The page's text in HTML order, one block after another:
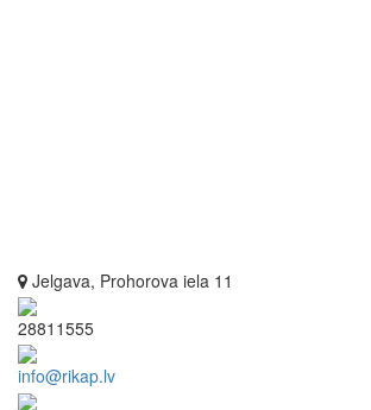
Jelgava, Prohorova iela 11
28811555
info@rikap.lv